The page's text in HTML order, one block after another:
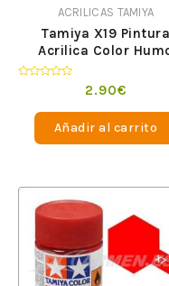
ACRILICAS TAMIYA
Tamiya X19 Pintura
Acrilica Color
2.90€
Añadir al carrito